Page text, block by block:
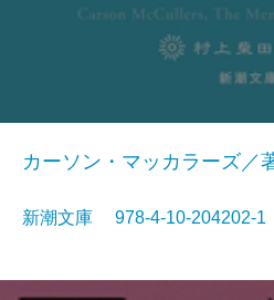
カーソン・マッカラーズ／
新潮文庫 978-4-10-